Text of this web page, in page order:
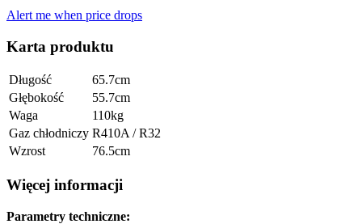
Alert me when price drops
Karta produktu
Długość
65.7cm
Głębokość
55.7cm
Waga
110kg
Gaz chłodniczy R410A / R32
Wzrost
76.5cm
Więcej informacji
Parametry techniczne: